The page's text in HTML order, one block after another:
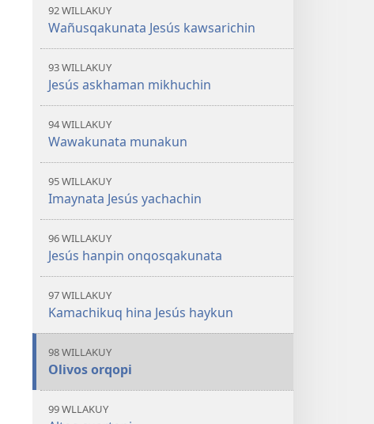
92 WILLAKUY
Wañusqakunata Jesús kawsarichin
93 WILLAKUY
Jesús askhaman mikhuchin
94 WILLAKUY
Wawakunata munakun
95 WILLAKUY
Imaynata Jesús yachachin
96 WILLAKUY
Jesús hanpin onqosqakunata
97 WILLAKUY
Kamachikuq hina Jesús haykun
98 WILLAKUY
Olivos orqopi
99 WLLAKUY